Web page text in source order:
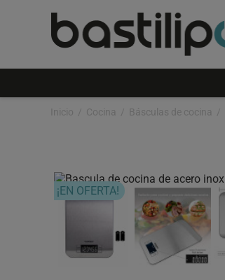
Inicio Cocina Básculas de cocina
¡EN OFERTA!